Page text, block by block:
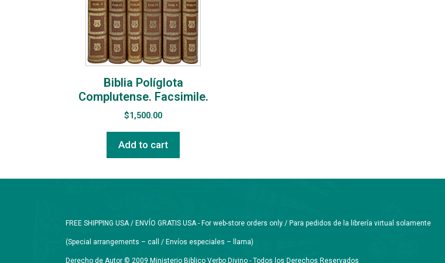
Biblia Políglota
Complutense. Facsimile.
$1,500.00
Add to cart
FREE SHIPPING USA / ENVÍO GRATIS USA - For web-store orders only / Para pedidos de la librería virtual solamente
(Special arrangements – call / Envíos especiales – llama)
Derecho de Autor © 2009 Ministerio Biblico Verbo Divino - Todos los Derechos Reservados